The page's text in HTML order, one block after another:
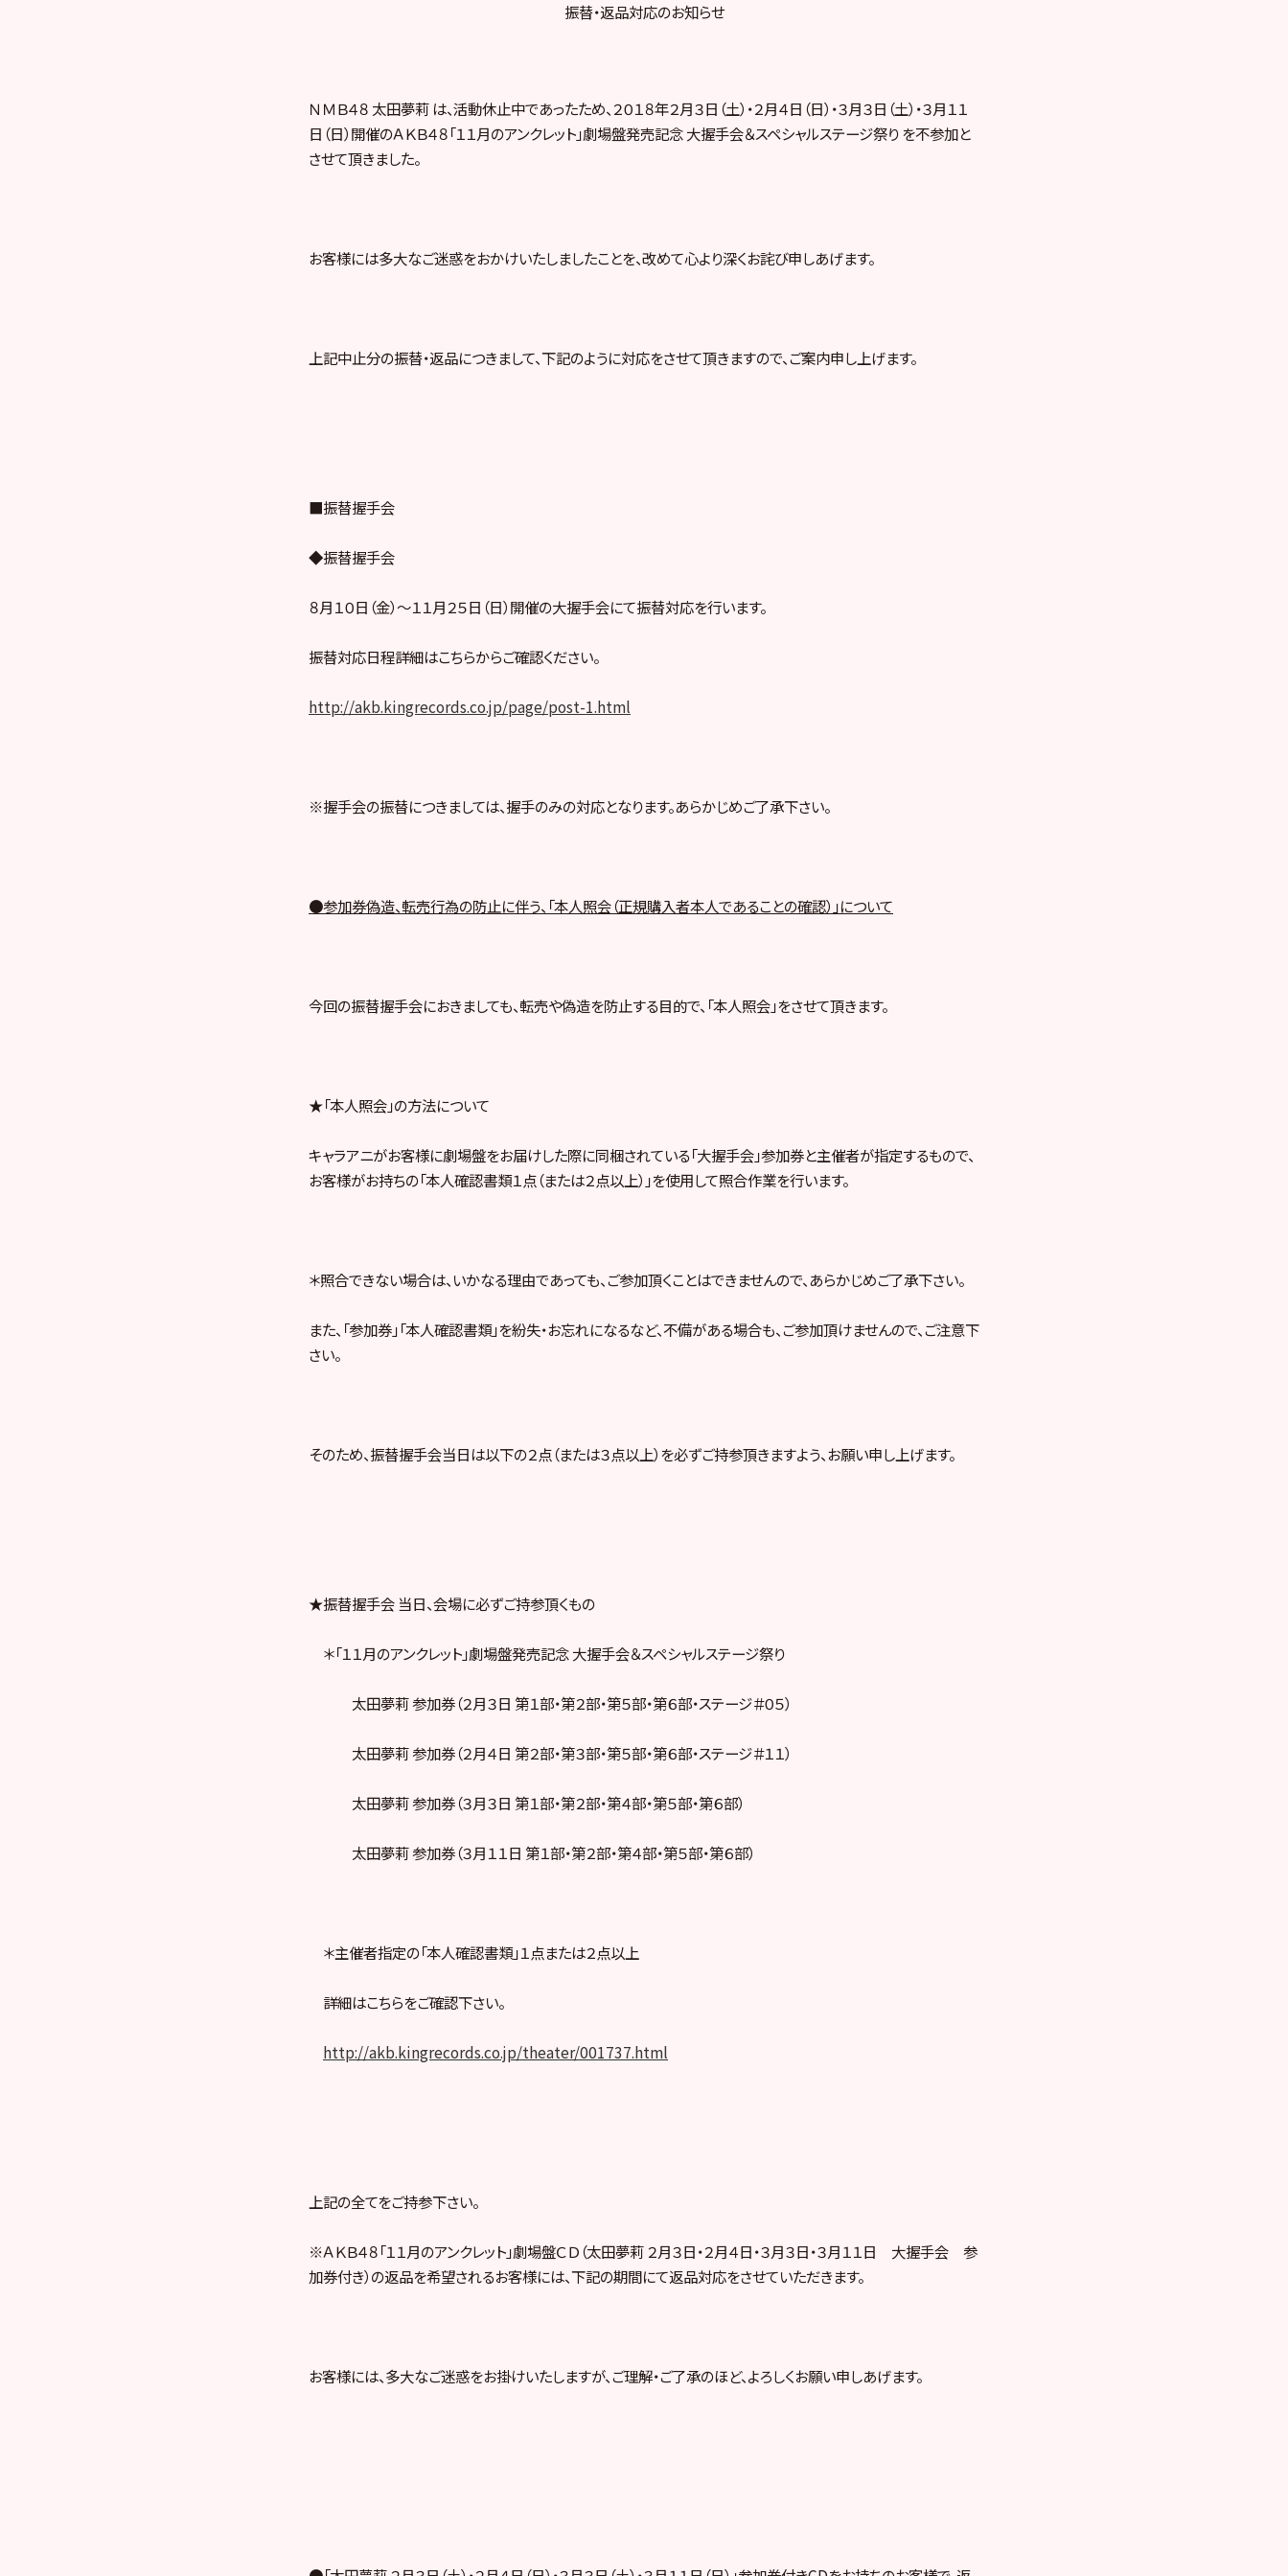
振替・返品対応のお知らせ
ＮＭＢ４８ 太田夢莉 は、活動休止中であったため、２０１８年２月３日（土）・２月４日（日）・３月３日（土）・３月１１
日（日）開催のＡＫＢ４８「１１月のアンクレット」劇場盤発売記念 大握手会＆スペシャルステージ祭り を不参加と
させて頂きました。
お客様には多大なご迷惑をおかけいたしましたことを、改めて心より深くお詫び申しあげます。
上記中止分の振替・返品につきまして、下記のように対応をさせて頂きますので、ご案内申し上げます。
■振替握手会
◆振替握手会
８月１０日（金）〜１１月２５日（日）開催の大握手会にて振替対応を行います。
振替対応日程詳細はこちらからご確認ください。
http://akb.kingrecords.co.jp/page/post-1.html
※握手会の振替につきましては、握手のみの対応となります。あらかじめご了承下さい。
●参加券偽造、転売行為の防止に伴う、「本人照会（正規購入者本人であることの確認）」について
今回の振替握手会におきましても、転売や偽造を防止する目的で、「本人照会」をさせて頂きます。
★「本人照会」の方法について
キャラアニがお客様に劇場盤をお届けした際に同梱されている「大握手会」参加券と主催者が指定するもので、
お客様がお持ちの「本人確認書類１点（または２点以上）」を使用して照合作業を行います。
＊照合できない場合は、いかなる理由であっても、ご参加頂くことはできませんので、あらかじめご了承下さい。
また、「参加券」「本人確認書類」を紛失・お忘れになるなど、不備がある場合も、ご参加頂けませんので、ご注意下
さい。
そのため、振替握手会当日は以下の２点（または３点以上）を必ずご持参頂きますよう、お願い申し上げます。
★振替握手会 当日、会場に必ずご持参頂くもの
＊「１１月のアンクレット」劇場盤発売記念 大握手会＆スペシャルステージ祭り
太田夢莉 参加券（２月３日 第１部・第２部・第５部・第６部・ステージ＃０５）
太田夢莉 参加券（２月４日 第２部・第３部・第５部・第６部・ステージ＃１１）
太田夢莉 参加券（３月３日 第１部・第２部・第４部・第５部・第６部）
太田夢莉 参加券（３月１１日 第１部・第２部・第４部・第５部・第６部）
＊主催者指定の「本人確認書類」１点または２点以上
詳細はこちらをご確認下さい。
http://akb.kingrecords.co.jp/theater/001737.html
上記の全てをご持参下さい。
※ＡＫＢ４８「１１月のアンクレット」劇場盤ＣＤ（太田夢莉 ２月３日・２月４日・３月３日・３月１１日 大握手会 参
加券付き）の返品を希望されるお客様には、下記の期間にて返品対応をさせていただきます。
お客様には、多大なご迷惑をお掛けいたしますが、ご理解・ご了承のほど、よろしくお願い申しあげます。